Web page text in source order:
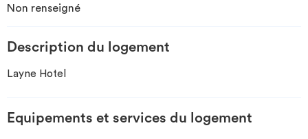
Investir
Blog
Non renseigné
Description du logement
Layne Hotel
Equipements et services du logement